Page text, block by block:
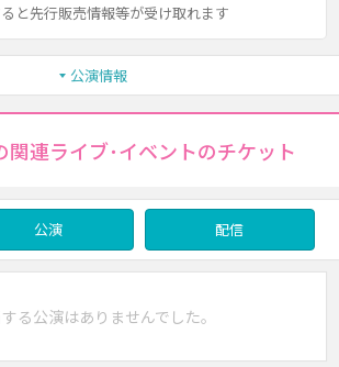
と先行販売情報等が受け取れます
公演情報
連ライブ･イベントのチケット
公演 配信
る公演はありませんでした。